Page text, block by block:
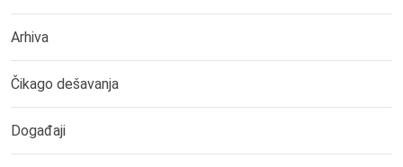
Arhiva
Čikago dešavanja
Događaji